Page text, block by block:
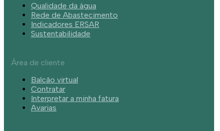
Qualidade da água
Rede de Abastecimento
Indicadores ERSAR
Sustentabilidade
Área de cliente
Balcão virtual
Contratar
Interpretar a minha fatura
Avarias